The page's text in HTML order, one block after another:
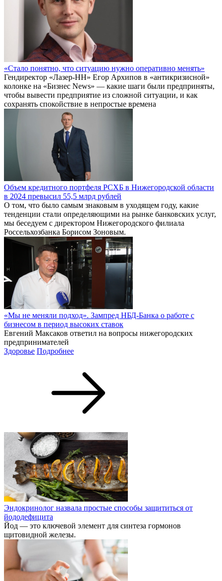
«Стало понятно, что ситуацию нужно оперативно менять»
Гендиректор «Лазер-НН» Егор Архипов в «антикризисной»
колонке на «Бизнес News» — какие шаги были предприняты,
чтобы вывести предприятие из сложной ситуации, и как
сохранять спокойствие в непростые времена
Объем кредитного портфеля РСХБ в Нижегородской области
в 2024 превысил 55,5 млрд рублей
О том, что было самым знаковым в уходящем году, какие
тенденции стали определяющими на рынке банковских услуг,
мы беседуем с директором Нижегородского филиала
Россельхозбанка Борисом Зоновым.
«Мы не меняли подход». Зампред НБД-Банка о работе с
бизнесом в период высоких ставок
Евгений Максаков ответил на вопросы нижегородских
предпринимателей
Здоровье Подробнее
Эндокринолог назвала простые способы защититься от
йододефицита
Йод — это ключевой элемент для синтеза гормонов
щитовидной железы.